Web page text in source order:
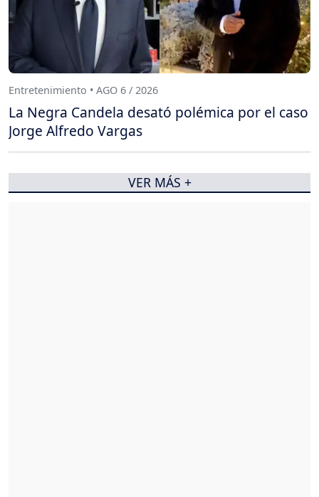
Entretenimiento • AGO 6 / 2026
La Negra Candela desató polémica por el caso
Jorge Alfredo Vargas
VER MÁS +